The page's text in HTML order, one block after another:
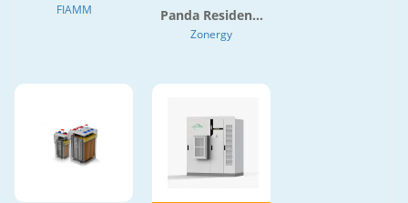
FIAMM Panda Residen...
Zonergy